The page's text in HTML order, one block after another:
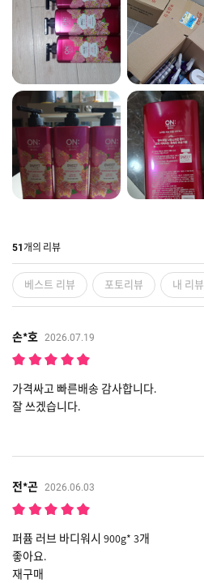
51 개의 리뷰
베스트 리뷰 포토리뷰 내 리뷰
손*호 2026.07.19
가격싸고 빠른배송 감사합니다.
잘 쓰겠습니다.
전*곤 2026.06.03
퍼퓸 러브 바디워시 900g* 3개
좋아요.
재구매